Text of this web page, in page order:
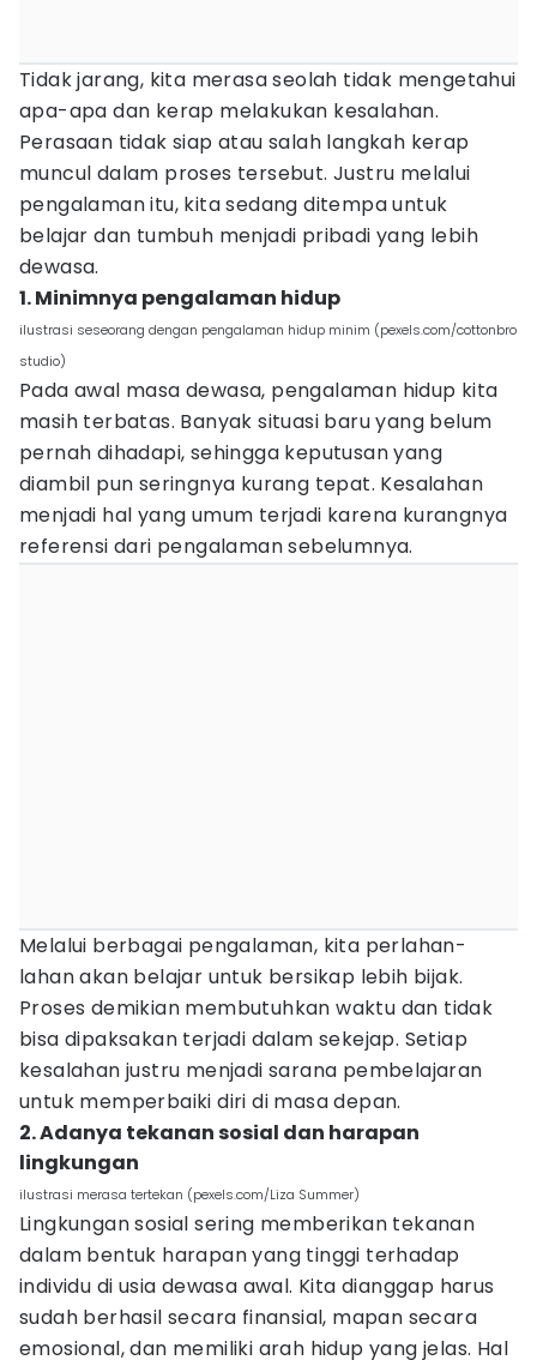
Tidak jarang, kita merasa seolah tidak mengetahui
apa-apa dan kerap melakukan kesalahan.
Perasaan tidak siap atau salah langkah kerap
muncul dalam proses tersebut. Justru melalui
pengalaman itu, kita sedang ditempa untuk
belajar dan tumbuh menjadi pribadi yang lebih
dewasa.
1. Minimnya pengalaman hidup
ilustrasi seseorang dengan pengalaman hidup minim (pexels.com/cottonbro
studio)
Pada awal masa dewasa, pengalaman hidup kita
masih terbatas. Banyak situasi baru yang belum
pernah dihadapi, sehingga keputusan yang
diambil pun seringnya kurang tepat. Kesalahan
menjadi hal yang umum terjadi karena kurangnya
referensi dari pengalaman sebelumnya.
Melalui berbagai pengalaman, kita perlahan-
lahan akan belajar untuk bersikap lebih bijak.
Proses demikian membutuhkan waktu dan tidak
bisa dipaksakan terjadi dalam sekejap. Setiap
kesalahan justru menjadi sarana pembelajaran
untuk memperbaiki diri di masa depan.
2. Adanya tekanan sosial dan harapan
lingkungan
ilustrasi merasa tertekan (pexels.com/Liza Summer)
Lingkungan sosial sering memberikan tekanan
dalam bentuk harapan yang tinggi terhadap
individu di usia dewasa awal. Kita dianggap harus
sudah berhasil secara finansial, mapan secara
emosional, dan memiliki arah hidup yang jelas. Hal